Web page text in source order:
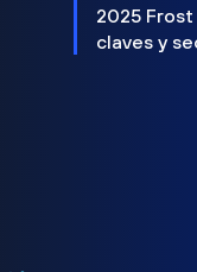
2025 Frost
claves y